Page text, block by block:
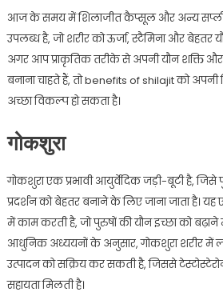
आज के समय में शिलाजीत कैप्सूल और अन्य
उपलब्ध है, जो शरीर को ऊर्जा, स्टैमिना और बेहतर
अगर आप प्राकृतिक तरीके से अपनी यौन शक्ति और
बनाना चाहते हैं, तो benefits of shilajit को
अच्छा विकल्प हो सकता है।
गोकशुरा
गोकशुरा एक प्रभावी आयुर्वेदिक जड़ी-बूटी है, जिसे
प्रदर्शन को बेहतर बनाने के लिए जाना जाता है।
में काम करती है, जो पुरुषों की यौन इच्छा को
आधुनिक अध्ययनों के अनुसार, गोकशुरा शरीर में
उत्पादन को सक्रिय कर सकती है, जिससे
सहायता मिलती है।